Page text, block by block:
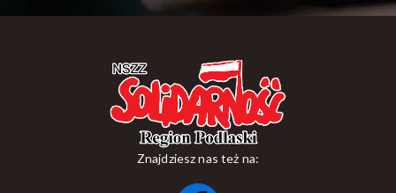
Znajdziesz nas też na: